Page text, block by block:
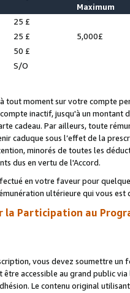
Maximum
25 £
25 £
5,000£
50 £
S/O
tout moment sur votre compte
inactif, jusqu'à un montant
cadeau. Par ailleurs, toute
caduque sous l’effet de la
minorés de toutes les
dus en vertu de l'Accord.
en votre faveur pour
ultérieure qui vous est
la Participation au
vous devez soumettre
être accessible au grand public
Le contenu original